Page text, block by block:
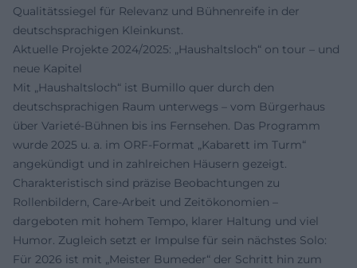
Qualitätssiegel für Relevanz und Bühnenreife in der
deutschsprachigen Kleinkunst.
Aktuelle Projekte 2024/2025: „Haushaltsloch“ on tour – und
neue Kapitel
Mit „Haushaltsloch“ ist Bumillo quer durch den
deutschsprachigen Raum unterwegs – vom Bürgerhaus
über Varieté-Bühnen bis ins Fernsehen. Das Programm
wurde 2025 u. a. im ORF-Format „Kabarett im Turm“
angekündigt und in zahlreichen Häusern gezeigt.
Charakteristisch sind präzise Beobachtungen zu
Rollenbildern, Care-Arbeit und Zeitökonomien –
dargeboten mit hohem Tempo, klarer Haltung und viel
Humor. Zugleich setzt er Impulse für sein nächstes Solo:
Für 2026 ist mit „Meister Bumeder“ der Schritt hin zum